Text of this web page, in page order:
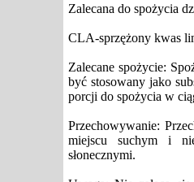
Zalecana do spożycia
CLA-sprzężony kwas
Zalecane spożycie:
być stosowany jako
porcji do spożycia w
Przechowywanie:
miejscu suchym i
słonecznymi.